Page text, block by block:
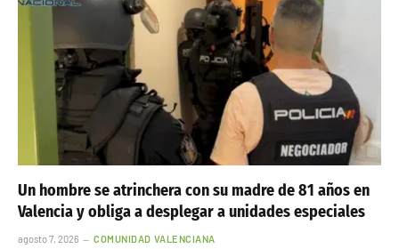
Un hombre se atrinchera con su madre de 81 años en
Valencia y obliga a desplegar a unidades especiales
agosto 7, 2026 COMUNIDAD VALENCIANA